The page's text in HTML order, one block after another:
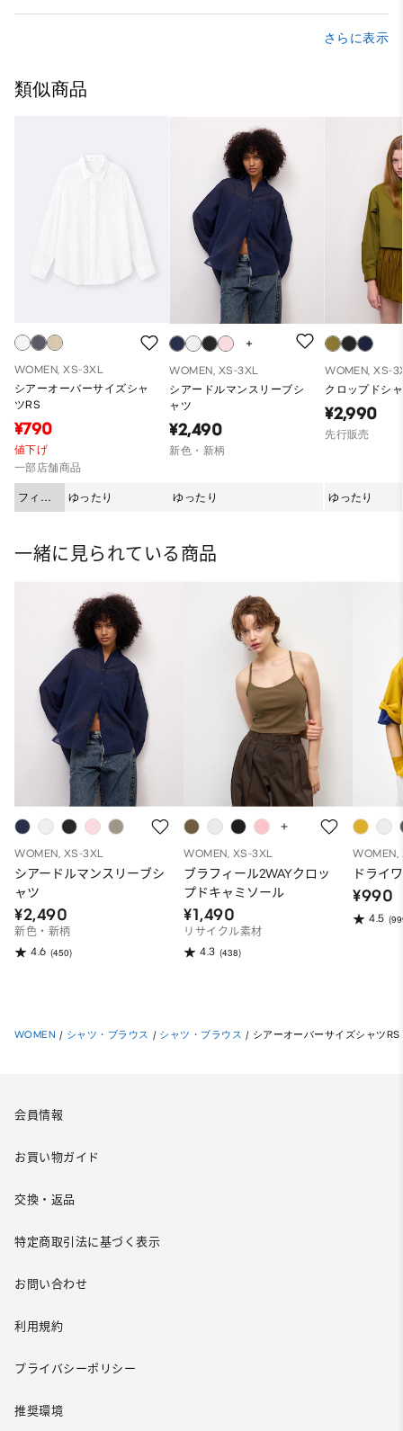
さらに表示
類似商品
WOMEN, XS-3XL
シアーオーバーサイズシャ
ツRS
¥790
値下げ
一部店舗商品
フィッ
ト
ゆったり
WOMEN, XS-3XL
シアードルマンスリーブシ
ャツ
¥2,490
新色・新柄
ゆったり
WOMEN, XS-
クロップドシ
¥2,990
先行販売
ゆったり
一緒に見られている商品
WOMEN, XS-3XL
シアードルマンスリーブシ
ャツ
¥2,490
新色・新柄
4.6 (450)
WOMEN, XS-3XL
ブラフィール2WAYクロッ
プドキャミソール
¥1,490
リサイクル素材
4.3 (438)
WOMEN,
ドライ
¥990
4.5
WOMEN / シャツ・ブラウス / シャツ・ブラウス / シアーオーバーサイズシャツRS
会員情報
お買い物ガイド
交換・返品
特定商取引法に基づく表示
お問い合わせ
利用規約
プライバシーポリシー
推奨環境